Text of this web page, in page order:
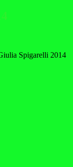
Spigarelli 2014